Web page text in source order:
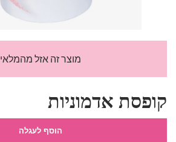
מוצר זה אזל מהמלאי
קופסת אדמוניות
הוסף לעגלה